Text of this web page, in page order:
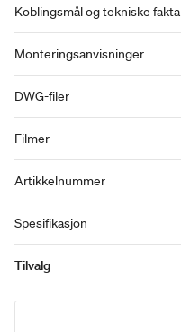
Koblingsmål og tekniske fakta
Monteringsanvisninger
DWG-filer
Filmer
Artikkelnummer
Spesifikasjon
Tilvalg